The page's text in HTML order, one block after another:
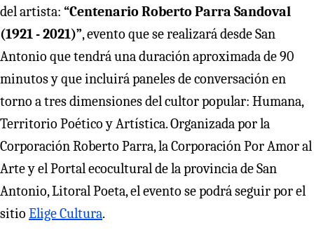
del artista: “Centenario Roberto Parra Sandoval
(1921 - 2021)”, evento que se realizará desde San
Antonio que tendrá una duración aproximada de 90
minutos y que incluirá paneles de conversación en
torno a tres dimensiones del cultor popular: Humana,
Territorio Poético y Artística. Organizada por la
Corporación Roberto Parra, la Corporación Por Amor al
Arte y el Portal ecocultural de la provincia de San
Antonio, Litoral Poeta, el evento se podrá seguir por el
sitio Elige Cultura.